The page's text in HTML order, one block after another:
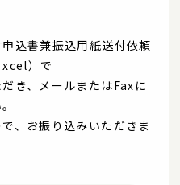
込書兼振込用紙送付依頼
）で
き、メールまたはFaxに
、お振り込みいただきま